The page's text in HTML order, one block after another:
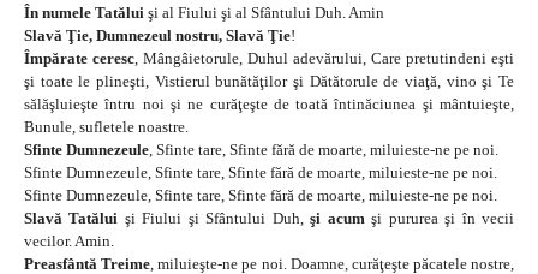
În numele Tatălui şi al Fiului şi al Sfântului Duh. Amin
Slavă Ţie, Dumnezeul nostru, Slavă Ţie!
Împărate ceresc, Mângâietorule, Duhul adevărului, Care pretutindeni eşti
şi toate le plineşti, Vistierul bunătăţilor şi Dătătorule de viaţă, vino şi Te
sălăşluieşte întru noi şi ne curăţeşte de toată întinăciunea şi mântuieşte,
Bunule, sufletele noastre.
Sfinte Dumnezeule, Sfinte tare, Sfinte fără de moarte, miluieste-ne pe noi.
Sfinte Dumnezeule, Sfinte tare, Sfinte fără de moarte, miluieste-ne pe noi.
Sfinte Dumnezeule, Sfinte tare, Sfinte fără de moarte, miluieste-ne pe noi.
Slavă Tatălui şi Fiului şi Sfântului Duh,şi acumşi pururea şi în vecii
vecilor. Amin.
Preasfântă Treime, miluieşte-ne pe noi. Doamne, curăţeşte păcatele nostre,